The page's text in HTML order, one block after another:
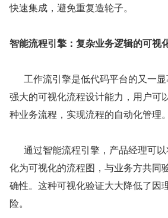
快速集成，避免重复造轮子。
智能流程引擎：复杂业务逻辑的可视
强大的可视化流程设计能力，用户可
种业务流程，实现流程的自动化管理。
化为可视化的流程图，与业务方共同
确性。这种可视化验证大大降低了因
险。